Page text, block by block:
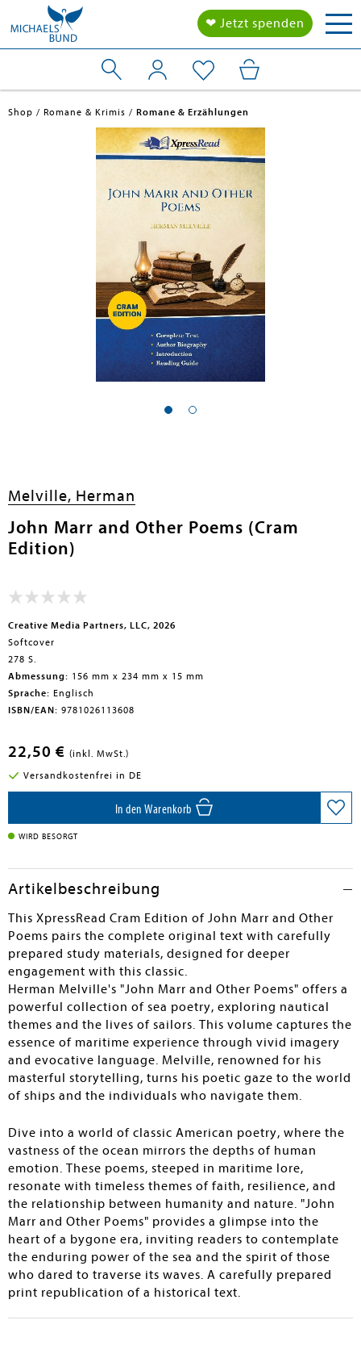
❤ Jetzt spenden
Shop Romane & Krimis Romane & Erzählungen
Melville, Herman
John Marr and Other Poems (Cram
Edition)
Creative Media Partners, LLC, 2026
Softcover
278 S.
Abmessung: 156 mm x 234 mm x 15 mm
Sprache: Englisch
ISBN/EAN: 9781026113608
22,50 € (inkl. MwSt.)
Versandkostenfrei in DE
In den Warenkorb
WIRD BESORGT
Artikelbeschreibung
This XpressRead Cram Edition of John Marr and Other
Poems pairs the complete original text with carefully
prepared study materials, designed for deeper
engagement with this classic.
Herman Melville's "John Marr and Other Poems" offers a
powerful collection of sea poetry, exploring nautical
themes and the lives of sailors. This volume captures the
essence of maritime experience through vivid imagery
and evocative language. Melville, renowned for his
masterful storytelling, turns his poetic gaze to the world
of ships and the individuals who navigate them.
Dive into a world of classic American poetry, where the
vastness of the ocean mirrors the depths of human
emotion. These poems, steeped in maritime lore,
resonate with timeless themes of faith, resilience, and
the relationship between humanity and nature. "John
Marr and Other Poems" provides a glimpse into the
heart of a bygone era, inviting readers to contemplate
the enduring power of the sea and the spirit of those
who dared to traverse its waves. A carefully prepared
print republication of a historical text.